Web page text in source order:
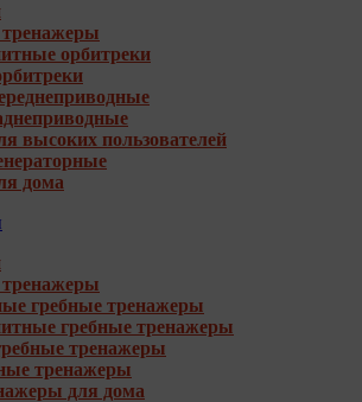
орбитреки
высоких пользователей
дома
гребные тренажеры
гребные тренажеры
тренажеры
тренажеры
для дома